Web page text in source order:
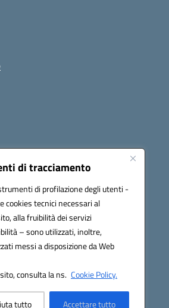
di tracciamento
di profilazione degli utenti -
cookies tecnici necessari al
alla fruibilità dei servizi
– sono utilizzati, inoltre,
messi a disposizione da Web
consulta la ns. Cookie Policy.
tutto Accettare tutto